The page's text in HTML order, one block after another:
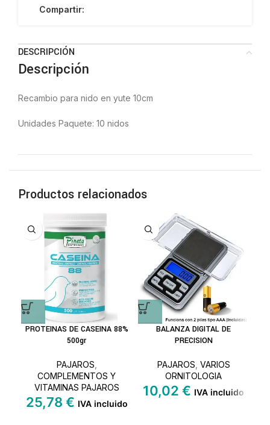
Compartir:
DESCRIPCIÓN
Descripción
Recambio para nido en yute 10cm
Unidades Paquete: 10 nidos
Productos relacionados
PROTEINAS DE CASEINA 88%
500gr
PAJAROS
COMPLEMENTOS Y
VITAMINAS PAJAROS
25,78 € IVA incluido
BALANZA DIGITAL DE
PRECISION
PAJAROS VARIOS
ORNITOLOGIA
10,02 € IVA incluido